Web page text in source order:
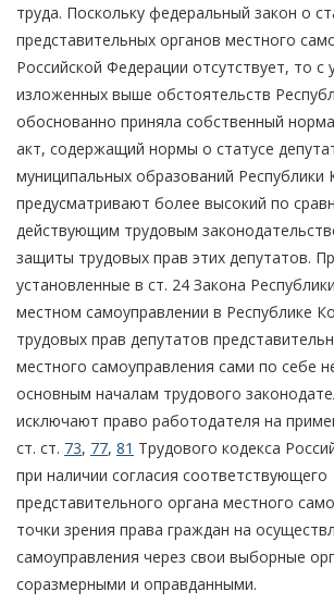
труда. Поскольку федеральный закон о
представительных органов местного
Российской Федерации отсутствует, то с
изложенных выше обстоятельств
обоснованно приняла собственный
акт, содержащий нормы о статусе
муниципальных образований Республики
предусматривают более высокий по
действующим трудовым
защиты трудовых прав этих депутатов.
установленные в ст. 24 Закона
местном самоуправлении в Республике
трудовых прав депутатов
местного самоуправления сами по себе
основным началам трудового
исключают право работодателя на
ст. ст. 73, 77, 81 Трудового кодекса
при наличии согласия соответствующего
представительного органа местного
точки зрения права граждан на
самоуправления через свои выборные
соразмерными и оправданными.